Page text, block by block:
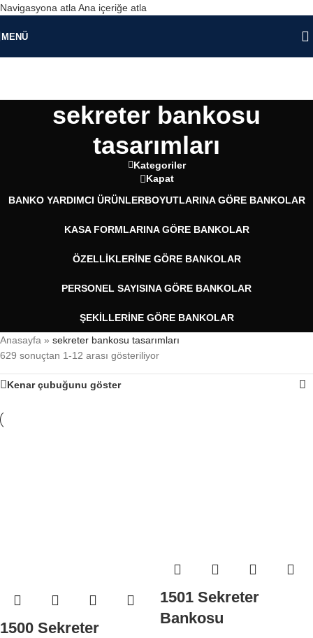
Navigasyona atla Ana içeriğe atla
MENÜ
sekreter bankosu
tasarımları
Kategoriler
Kapat
BANKO YARDIMCI ÜRÜNLERBOYUTLARINA GÖRE BANKOLAR
KASA FORMLARINA GÖRE BANKOLAR
ÖZELLIKLERINE GÖRE BANKOLAR
PERSONEL SAYISINA GÖRE BANKOLAR
ŞEKILLERINE GÖRE BANKOLAR
Anasayfa » sekreter bankosu tasarımları
629 sonuçtan 1-12 arası gösteriliyor
Kenar çubuğunu göster
1500 Sekreter
1501 Sekreter
Bankosu